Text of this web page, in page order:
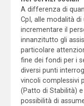
A differenza di
CpI, alle modalità
incrementare il
innanzitutto gli
particolare
fine dei fondi per i
diversi punti
vincoli complessivi
(Patto di Stabilità)
possibilità di